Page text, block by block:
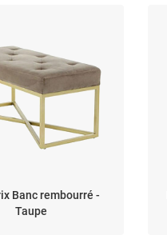
Banc rembourré -
Taupe